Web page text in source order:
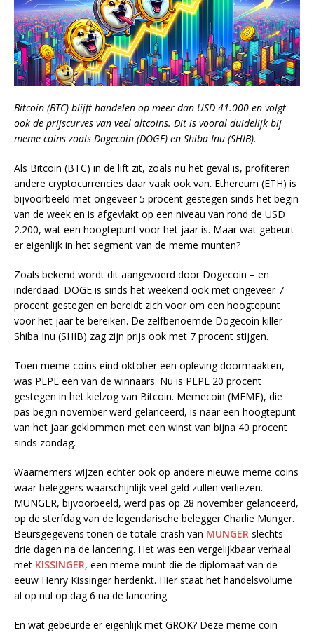
Bitcoin (BTC) blijft handelen op meer dan USD 41.000 en volgt
ook de prijscurves van veel altcoins. Dit is vooral duidelijk bij
meme coins zoals Dogecoin (DOGE) en Shiba Inu (SHIB).
Als Bitcoin (BTC) in de lift zit, zoals nu het geval is, profiteren
andere cryptocurrencies daar vaak ook van. Ethereum (ETH) is
bijvoorbeeld met ongeveer 5 procent gestegen sinds het begin
van de week en is afgevlakt op een niveau van rond de USD
2.200, wat een hoogtepunt voor het jaar is. Maar wat gebeurt
er eigenlijk in het segment van de meme munten?
Zoals bekend wordt dit aangevoerd door Dogecoin – en
inderdaad: DOGE is sinds het weekend ook met ongeveer 7
procent gestegen en bereidt zich voor om een hoogtepunt
voor het jaar te bereiken. De zelfbenoemde Dogecoin killer
Shiba Inu (SHIB) zag zijn prijs ook met 7 procent stijgen.
Toen meme coins eind oktober een opleving doormaakten,
was PEPE een van de winnaars. Nu is PEPE 20 procent
gestegen in het kielzog van Bitcoin. Memecoin (MEME), die
pas begin november werd gelanceerd, is naar een hoogtepunt
van het jaar geklommen met een winst van bijna 40 procent
sinds zondag.
Waarnemers wijzen echter ook op andere nieuwe meme coins
waar beleggers waarschijnlijk veel geld zullen verliezen.
MUNGER, bijvoorbeeld, werd pas op 28 november gelanceerd,
op de sterfdag van de legendarische belegger Charlie Munger.
Beursgegevens tonen de totale crash van MUNGER slechts
drie dagen na de lancering. Het was een vergelijkbaar verhaal
met KISSINGER, een meme munt die de diplomaat van de
eeuw Henry Kissinger herdenkt. Hier staat het handelsvolume
al op nul op dag 6 na de lancering.
En wat gebeurde er eigenlijk met GROK? Deze meme coin